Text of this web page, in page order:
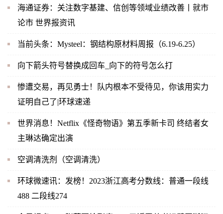
海通证券：关注数字基建、信创等领域业绩改善丨就市
论市 世界报资讯
当前头条：Mysteel：钢结构原材料周报（6.19-6.25）
向下箭头符号替换成回车_向下的符号怎么打
惨遭交易，再见勇士！队内根本不受待见，你该用实力
证明自己了|环球速递
世界消息！Netflix《怪奇物语》第五季新卡司 终结者女
主琳达确定出演
空调清洗剂（空调清洗）
环球微速讯：发榜！2023浙江高考分数线：普通一段线
488 二段线274